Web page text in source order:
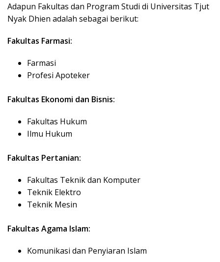
Adapun Fakultas dan Program Studi di Universitas Tjut
Nyak Dhien adalah sebagai berikut:
Fakultas Farmasi:
Farmasi
Profesi Apoteker
Fakultas Ekonomi dan Bisnis:
Fakultas Hukum
Ilmu Hukum
Fakultas Pertanian:
Fakultas Teknik dan Komputer
Teknik Elektro
Teknik Mesin
Fakultas Agama Islam:
Komunikasi dan Penyiaran Islam